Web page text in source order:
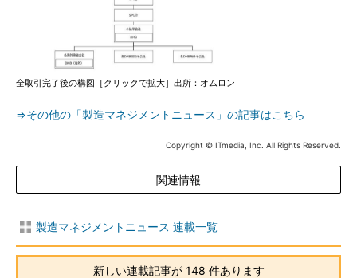
全取引完了後の構図［クリックで拡大］出所：オムロン
⇒その他の「製造マネジメントニュース」の記事はこちら
Copyright © ITmedia, Inc. All Rights Reserved.
関連情報
製造マネジメントニュース 連載一覧
新しい連載記事が 148 件あります